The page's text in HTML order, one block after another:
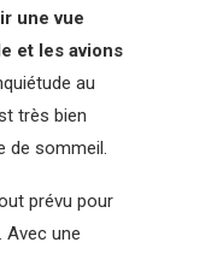
une vue
et les avions
au
très bien
de sommeil.
prévu pour
Avec une